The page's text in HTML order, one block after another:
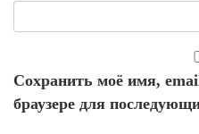
Сохранить моё имя,
браузере для